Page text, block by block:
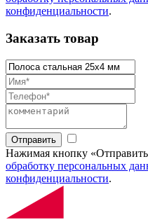
конфиденциальности.
Заказать товар
Отправить
Нажимая кнопку
обработку персональных
конфиденциальности.